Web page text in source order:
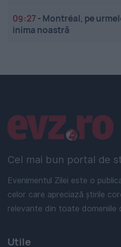
09:27 - Montréal, pe
inima noastră
Cel mai bun portal de
Evenimentul Zilei este o
celor care apreciază știrile
relevante din toate
Linkuri utile
Utile